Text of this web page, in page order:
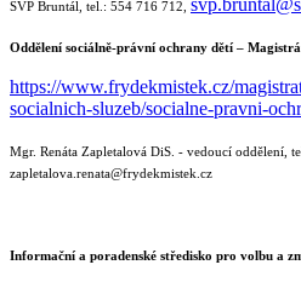
SVP Bruntál, tel.: 554 716 712,
Oddělení sociálně-právní ochrany dětí –
https://www.frydekmistek.cz/
socialnich-sluzeb/socialne-pravni-
Mgr. Renáta Zapletalová DiS. - vedoucí oddělení ,
zapletalova.renata@frydekmistek.cz
Informační a poradenské středisko pro volbu a